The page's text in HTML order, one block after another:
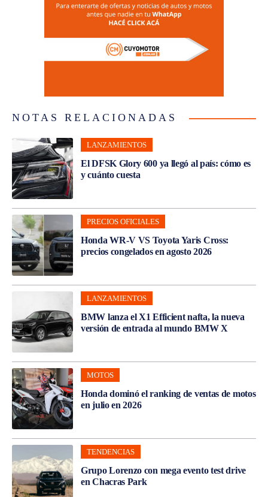
NOTAS RELACIONADAS
LANZAMIENTOS
El DFSK Glory 600 ya llegó al país: cómo es
y cuánto cuesta
PRECIOS OFICIALES
Honda WR-V VS Toyota Yaris Cross:
precios congelados en agosto 2026
LANZAMIENTOS
BMW lanza el X1 Efficient nafta, la nueva
versión de entrada al mundo BMW X
MOTOS
Honda dominó el ranking de ventas de motos
en julio en 2026
TENDENCIAS
Grupo Lorenzo con mega evento test drive
en Chacras Park